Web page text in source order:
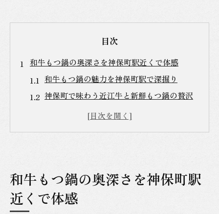
目次
和牛もつ鍋の奥深さを神保町駅近くで体感
和牛もつ鍋の魅力を神保町駅で深掘り
神保町で味わう近江牛と新鮮もつ鍋の贅沢
神保町駅周辺でもつ鍋が人気の理由を解説
実感しよう
和牛もつ鍋が神保町グルメで注目される訳
新鮮なもつ鍋を楽しみたい方へ神保町駅周辺ガ
イド
和牛もつ鍋の奥深さを神保町駅
近くで体感